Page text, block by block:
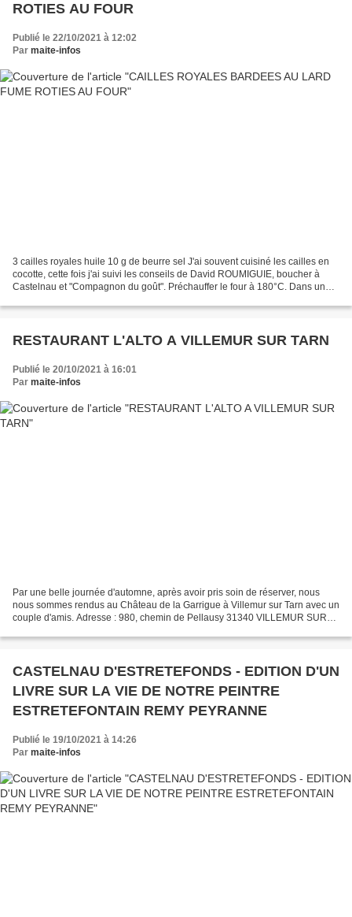
ROTIES AU FOUR
Publié le 22/10/2021 à 12:02
Par maite-infos
3 cailles royales huile 10 g de beurre sel J'ai souvent cuisiné les cailles en
cocotte, cette fois j'ai suivi les conseils de David ROUMIGUIE, boucher à
Castelnau et "Compagnon du goût". Préchauffer le four à 180°C. Dans un
RESTAURANT L'ALTO A VILLEMUR SUR TARN
Publié le 20/10/2021 à 16:01
Par maite-infos
Par une belle journée d'automne, après avoir pris soin de réserver, nous
nous sommes rendus au Château de la Garrigue à Villemur sur Tarn avec un
couple d'amis. Adresse : 980, chemin de Pellausy 31340 VILLEMUR SUR
CASTELNAU D'ESTRETEFONDS - EDITION D'UN
LIVRE SUR LA VIE DE NOTRE PEINTRE
ESTRETEFONTAIN REMY PEYRANNE
Publié le 19/10/2021 à 14:26
Par maite-infos